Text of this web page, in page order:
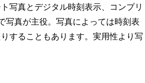
写真とデジタル時刻表示、コンプリ
写真が主役。写真によっては時刻表
することもあります。実用性より写